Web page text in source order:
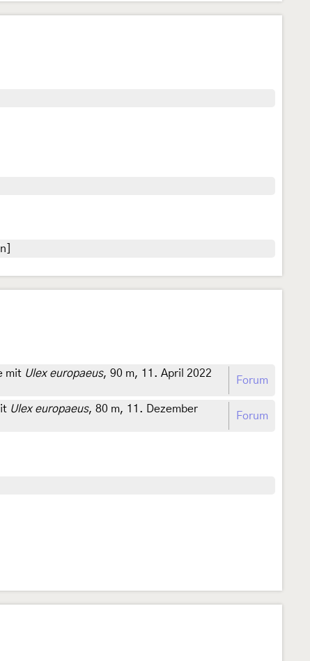
mit Ulex europaeus, 90 m, 11. April 2022
Forum
Ulex europaeus, 80 m, 11. Dezember
Forum